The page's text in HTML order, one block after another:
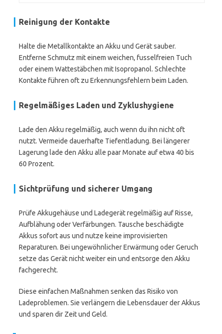
Reinigung der Kontakte
Halte die Metallkontakte an Akku und Gerät sauber.
Entferne Schmutz mit einem weichen, fusselfreien Tuch
oder einem Wattestäbchen mit Isopropanol. Schlechte
Kontakte führen oft zu Erkennungsfehlern beim Laden.
Regelmäßiges Laden und Zyklushygiene
Lade den Akku regelmäßig, auch wenn du ihn nicht oft
nutzt. Vermeide dauerhafte Tiefentladung. Bei längerer
Lagerung lade den Akku alle paar Monate auf etwa 40 bis
60 Prozent.
Sichtprüfung und sicherer Umgang
Prüfe Akkugehäuse und Ladegerät regelmäßig auf Risse,
Aufblähung oder Verfärbungen. Tausche beschädigte
Akkus sofort aus und nutze keine improvisierten
Reparaturen. Bei ungewöhnlicher Erwärmung oder Geruch
setze das Gerät nicht weiter ein und entsorge den Akku
fachgerecht.
Diese einfachen Maßnahmen senken das Risiko von
Ladeproblemen. Sie verlängern die Lebensdauer der Akkus
und sparen dir Zeit und Geld.